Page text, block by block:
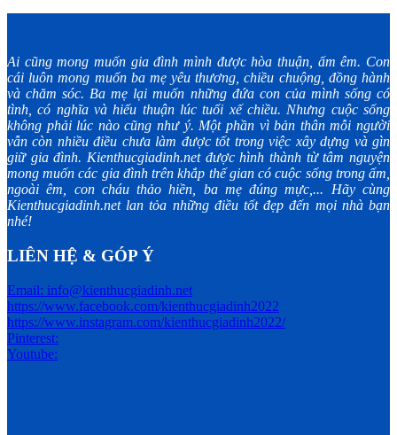
Ai cũng mong muốn gia đình mình được hòa thuận, ấm êm. Con
cái luôn mong muốn ba mẹ yêu thương, chiều chuộng, đồng hành
và chăm sóc. Ba mẹ lại muốn những đứa con của mình sống có
tình, có nghĩa và hiếu thuận lúc tuổi xế chiều. Nhưng cuộc sống
không phải lúc nào cũng như ý. Một phần vì bản thân mỗi người
vẫn còn nhiều điều chưa làm được tốt trong việc xây dựng và gìn
giữ gia đình. Kienthucgiadinh.net được hình thành từ tâm nguyện
mong muốn các gia đình trên khắp thế gian có cuộc sống trong ấm,
ngoài êm, con cháu thảo hiền, ba mẹ đúng mực,... Hãy cùng
Kienthucgiadinh.net lan tỏa những điều tốt đẹp đến mọi nhà bạn
nhé!
LIÊN HỆ & GÓP Ý
Email: info@kienthucgiadinh.net
https://www.facebook.com/kienthucgiadinh2022
https://www.instagram.com/kienthucgiadinh2022/
Pinterest:
Youtube: